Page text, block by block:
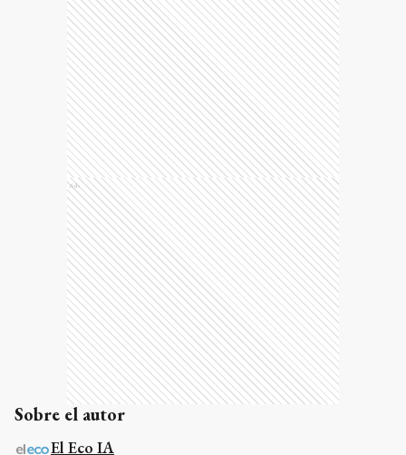
Ads
Sobre el autor
El Eco IA